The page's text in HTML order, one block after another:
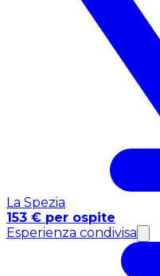
La Spezia
153 € per ospite
Esperienza condivisa